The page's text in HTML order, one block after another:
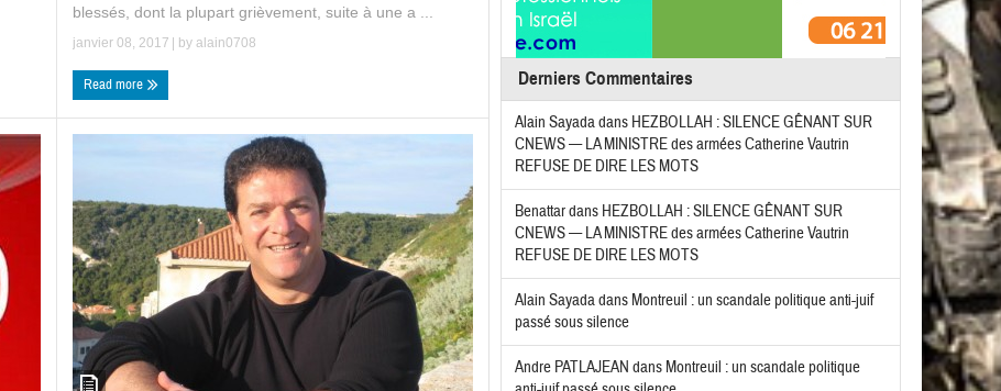
blessés, dont la plupart grièvement, suite à une a ...
janvier 08, 2017 | by alain0708
Read more Derniers Commentaires
Alain Sayadadans HEZBOLLAH : SILENCE GÊNANT SUR
CNEWS — LA MINISTRE des armées Catherine Vautrin
REFUSE DE DIRE LES MOTS
Benattardans HEZBOLLAH : SILENCE GÊNANT SUR
CNEWS — LA MINISTRE des armées Catherine Vautrin
REFUSE DE DIRE LES MOTS
Alain Sayadadans Montreuil : un scandale politique anti-juif
passé sous silence
Andre PATLAJEAN dans Montreuil : un scandale politique